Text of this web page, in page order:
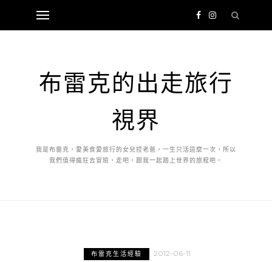
布雷克的出走旅行
視界
我是布雷克，愛美食愛旅行的女兒控老爸，一生只活這麼一次，所以
我們值得瘋狂去冒險，走吧，跟我一起踏上世界的旅程吧。
布雷克生活經驗 2012-06-11